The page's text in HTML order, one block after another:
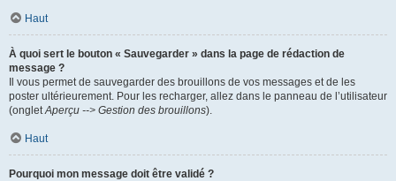
Haut
À quoi sert le bouton « Sauvegarder » dans la page de rédaction de
message ?
Il vous permet de sauvegarder des brouillons de vos messages et de les
poster ultérieurement. Pour les recharger, allez dans le panneau de l’utilisateur
(ongletAperçu --> Gestion des brouillons).
Haut
Pourquoi mon message doit être validé ?